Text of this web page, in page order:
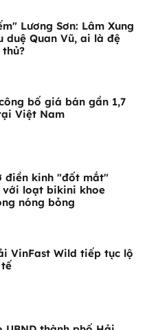
Lương Sơn: Lâm Xung
duệ Quan Vũ, ai là đệ
bố giá bán gần 1,7
Việt Nam
điền kinh "đốt mắt"
với loạt bikini khoe
nóng bỏng
VinFast Wild tiếp tục lộ